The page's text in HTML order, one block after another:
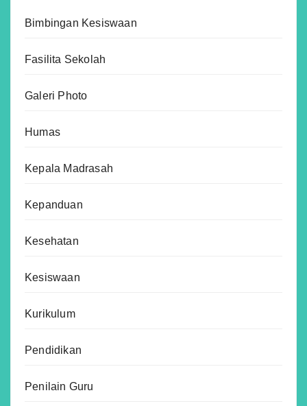
Bimbingan Kesiswaan
Fasilita Sekolah
Galeri Photo
Humas
Kepala Madrasah
Kepanduan
Kesehatan
Kesiswaan
Kurikulum
Pendidikan
Penilain Guru